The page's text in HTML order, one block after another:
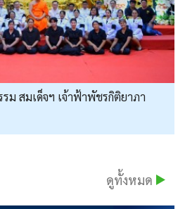
ม สมเด็จฯ เจ้าฟ้าพัชรกิติยาภา
ดูทั้งหมด